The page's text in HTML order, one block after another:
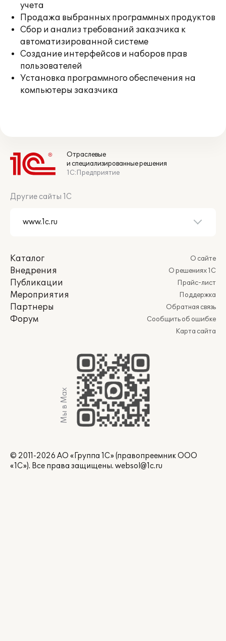
учета
Продажа выбранных программных продуктов
Сбор и анализ требований заказчика к
автоматизированной системе
Создание интерфейсов и наборов прав
пользователей
Установка программного обеспечения на
компьютеры заказчика
Отраслевые
и специализированные решения
1С:Предприятие
Другие сайты 1С
Каталог
Внедрения
Публикации
Мероприятия
Партнеры
Форум
О сайте
О решениях 1С
Прайс-лист
Поддержка
Обратная связь
Сообщить об ошибке
Карта сайта
Мы в Max
© 2011-2026 АО «Группа 1С» (правопреемник ООО
«1С»). Все права защищены. websol@1c.ru